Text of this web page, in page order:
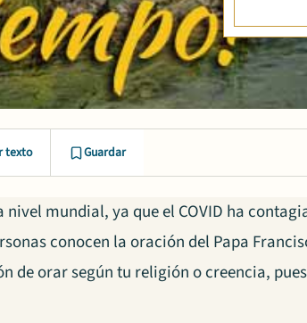
texto Guardar
mundial, ya que el COVID ha
conocen la oración del Papa
de orar según tu religión o creencia,